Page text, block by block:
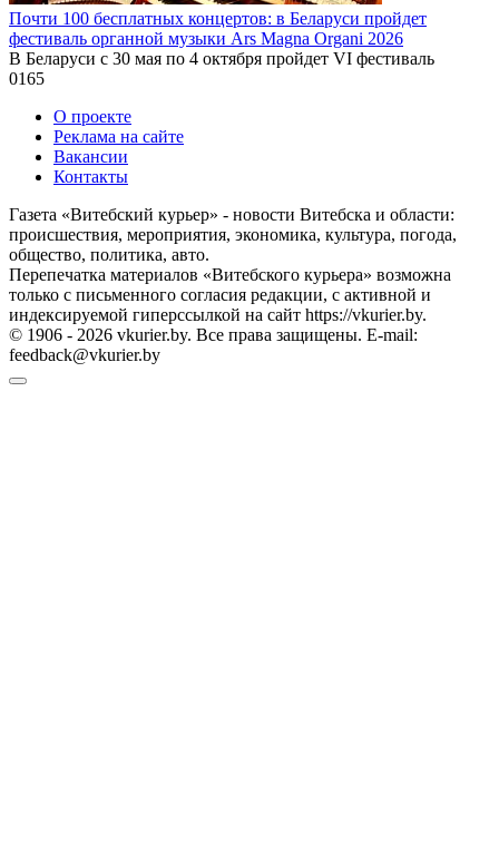
Почти 100 бесплатных концертов: в Беларуси пройдет
фестиваль органной музыки Ars Magna Organi 2026
В Беларуси с 30 мая по 4 октября пройдет VI фестиваль
0165
О проекте
Реклама на сайте
Вакансии
Контакты
Газета «Витебский курьер» - новости Витебска и области:
происшествия, мероприятия, экономика, культура, погода,
общество, политика, авто.
Перепечатка материалов «Витебского курьера» возможна
только с письменного согласия редакции, с активной и
индексируемой гиперссылкой на сайт https://vkurier.by.
© 1906 - 2026 vkurier.by. Все права защищены. E-mail:
feedback@vkurier.by